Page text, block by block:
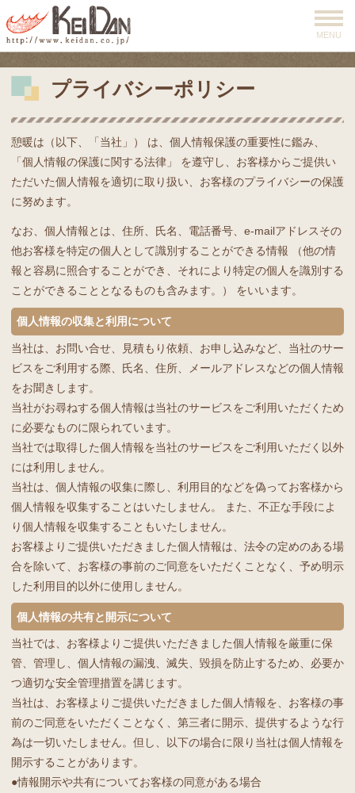
MENU
プライバシーポリシー
憩暖は（以下、「当社」） は、個人情報保護の重要性に鑑み、
「個人情報の保護に関する法律」 を遵守し、お客様からご提供い
ただいた個人情報を適切に取り扱い、お客様のプライバシーの保護
に努めます。
なお、個人情報とは、住所、氏名、電話番号、e-mailアドレスその
他お客様を特定の個人として識別することができる情報 （他の情
報と容易に照合することができ、それにより特定の個人を識別する
ことができることとなるものも含みます。） をいいます。
個人情報の収集と利用について
当社は、お問い合せ、見積もり依頼、お申し込みなど、当社のサー
ビスをご利用する際、氏名、住所、メールアドレスなどの個人情報
をお聞きします。
当社がお尋ねする個人情報は当社のサービスをご利用いただくため
に必要なものに限られています。
当社では取得した個人情報を当社のサービスをご利用いただく以外
には利用しません。
当社は、個人情報の収集に際し、利用目的などを偽ってお客様から
個人情報を収集することはいたしません。 また、不正な手段によ
り個人情報を収集することもいたしません。
お客様よりご提供いただきました個人情報は、法令の定めのある場
合を除いて、お客様の事前のご同意をいただくことなく、予め明示
した利用目的以外に使用しません。
個人情報の共有と開示について
当社では、お客様よりご提供いただきました個人情報を厳重に保
管、管理し、個人情報の漏洩、滅失、毀損を防止するため、必要か
つ適切な安全管理措置を講じます。
当社は、お客様よりご提供いただきました個人情報を、お客様の事
前のご同意をいただくことなく、第三者に開示、提供するような行
為は一切いたしません。但し、以下の場合に限り当社は個人情報を
開示することがあります。
●情報開示や共有についてお客様の同意がある場合